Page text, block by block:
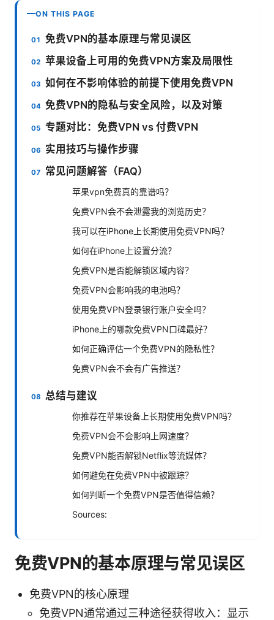
ON THIS PAGE
免费VPN的基本原理与常见误区
苹果设备上可用的免费VPN方案及局限性
如何在不影响体验的前提下使用免费VPN
免费VPN的隐私与安全风险，以及对策
专题对比：免费VPN vs 付费VPN
实用技巧与操作步骤
常见问题解答（FAQ）
苹果vpn免费真的靠谱吗？
免费VPN会不会泄露我的浏览历史？
我可以在iPhone上长期使用免费VPN吗？
如何在iPhone上设置分流？
免费VPN是否能解锁区域内容？
免费VPN会影响我的电池吗？
使用免费VPN登录银行账户安全吗？
iPhone上的哪款免费VPN口碑最好？
如何正确评估一个免费VPN的隐私性？
免费VPN会不会有广告推送？
总结与建议
你推荐在苹果设备上长期使用免费VPN吗？
免费VPN会不会影响上网速度？
免费VPN能否解锁Netflix等流媒体？
如何避免在免费VPN中被跟踪？
如何判断一个免费VPN是否值得信赖？
Sources:
免费VPN的基本原理与常见误区
免费VPN的核心原理
免费VPN通常通过三种途径获得收入：显示